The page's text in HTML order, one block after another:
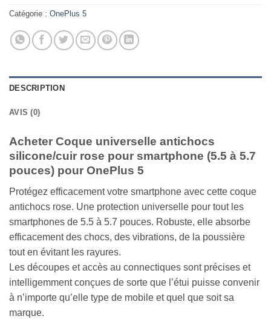
Catégorie : OnePlus 5
DESCRIPTION
AVIS (0)
Acheter Coque universelle antichocs
silicone/cuir rose pour smartphone (5.5 à 5.7
pouces) pour OnePlus 5
Protégez efficacement votre smartphone avec cette coque
antichocs rose. Une protection universelle pour tout les
smartphones de 5.5 à 5.7 pouces. Robuste, elle absorbe
efficacement des chocs, des vibrations, de la poussière
tout en évitant les rayures.
Les découpes et accès au connectiques sont précises et
intelligemment conçues de sorte que l’étui puisse convenir
à n’importe qu’elle type de mobile et quel que soit sa
marque.